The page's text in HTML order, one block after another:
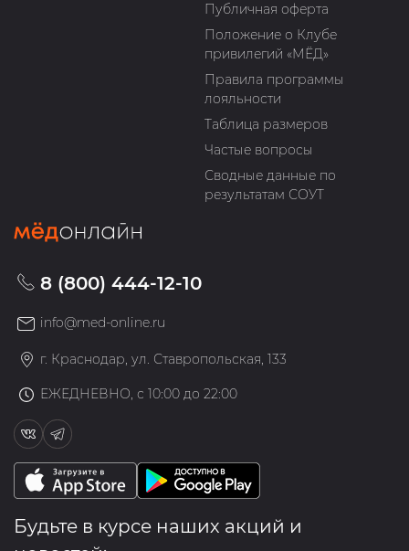
Публичная оферта
Положение о Клубе
привилегий «МЁД»
Правила программы
лояльности
Таблица размеров
Частые вопросы
Сводные данные по
результатам СОУТ
8 (800) 444-12-10
info@med-online.ru
г. Краснодар, ул. Ставропольская, 133
ЕЖЕДНЕВНО, с 10:00 до 22:00
Будьте в курсе наших акций и